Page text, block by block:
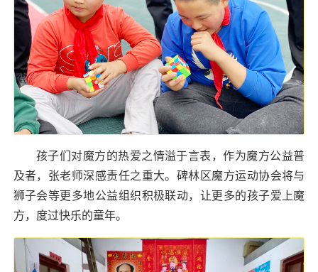
孩子们对魔方的热爱之情溢于言表，作为魔方公益普
及者，张老师深感责任之重大。碑林区魔方运动协会将与
狮子会等更多地公益组织积极联动，让更多的孩子爱上魔
方，度过快乐的童年。